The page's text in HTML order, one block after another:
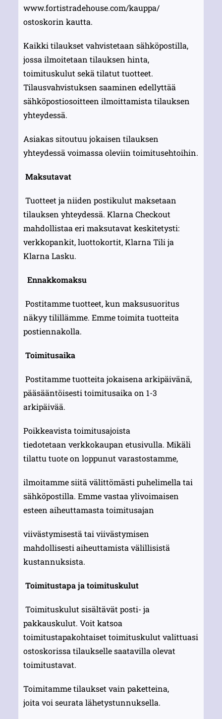
www.fortistradehouse.com/kauppa/
ostoskorin kautta.
Kaikki tilaukset vahvistetaan sähköpostilla,
jossa ilmoitetaan tilauksen hinta,
toimituskulut sekä tilatut tuotteet.
Tilausvahvistuksen saaminen edellyttää
sähköpostiosoitteen ilmoittamista tilauksen
yhteydessä.
Asiakas sitoutuu jokaisen tilauksen
yhteydessä voimassa oleviin toimitusehtoihin.
Maksutavat
Tuotteet ja niiden postikulut maksetaan
tilauksen yhteydessä. Klarna Checkout
mahdollistaa eri maksutavat keskitetysti:
verkkopankit, luottokortit, Klarna Tili ja
Klarna Lasku.
Ennakkomaksu
Postitamme tuotteet, kun maksusuoritus
näkyy tilillämme. Emme toimita tuotteita
postiennakolla.
Toimitusaika
Postitamme tuotteita jokaisena arkipäivänä,
pääsääntöisesti toimitusaika on 1-3
arkipäivää.
Poikkeavista toimitusajoista
tiedotetaan verkkokaupan etusivulla. Mikäli
tilattu tuote on loppunut varastostamme,
ilmoitamme siitä välittömästi puhelimella tai
sähköpostilla. Emme vastaa ylivoimaisen
esteen aiheuttamasta toimitusajan
viivästymisestä tai viivästymisen
mahdollisesti aiheuttamista välillisistä
kustannuksista.
Toimitustapa ja toimituskulut
Toimituskulut sisältävät posti- ja
pakkauskulut. Voit katsoa
toimitustapakohtaiset toimituskulut valittuasi
ostoskorissa tilaukselle saatavilla olevat
toimitustavat.
Toimitamme tilaukset vain paketteina,
joita voi seurata lähetystunnuksella.